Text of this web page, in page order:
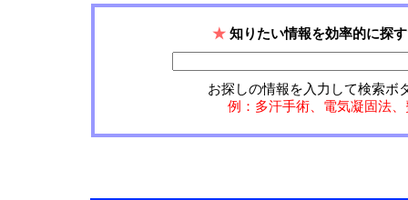
★ 知りたい情報を効率的に探
お探しの情報を入力して検索ボ
例：多汗手術、電気凝固法